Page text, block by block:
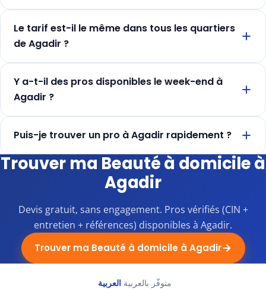
Le tarif est-il le même dans tous les quartiers
de Agadir ?
Y a-t-il des pros disponibles le week-end à
Agadir ?
Puis-je trouver un pro à Agadir rapidement ?
Trouver ma Beauté à domicile à
Agadir
Devis gratuit, sans engagement. Pros vérifiés (CIN +
entretien + références) disponibles à Agadir.
Trouver ma Beauté à domicile à Agadir
متوفّر بالعربية العربية